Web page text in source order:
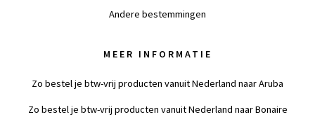
Andere bestemmingen
MEER INFORMATIE
Zo bestel je btw-vrij producten vanuit Nederland naar Aruba
Zo bestel je btw-vrij producten vanuit Nederland naar Bonaire